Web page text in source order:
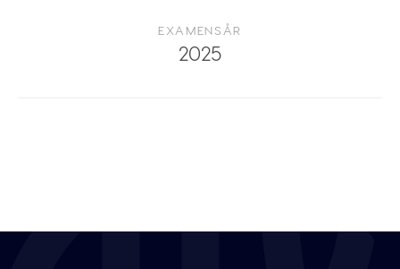
EXAMENSÅR
2025